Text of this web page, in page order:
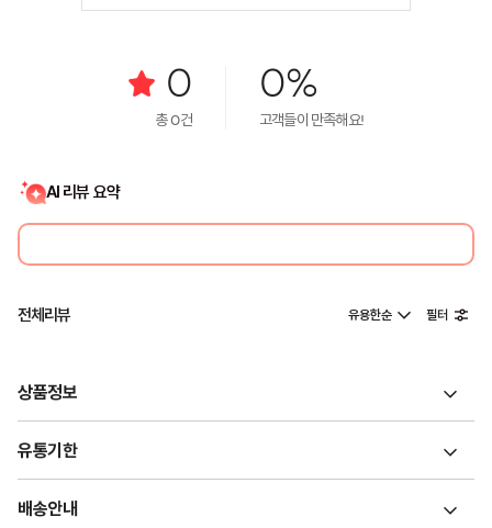
0
총0건
0%
고객들이 만족해요!
AI 리뷰 요약
전체리뷰 유용한순 필터
상품정보
유통기한
배송안내